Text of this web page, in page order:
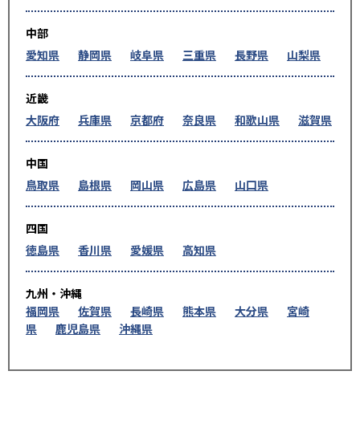
中部
愛知県
静岡県 岐阜県 三重県 長野県 山梨県
近畿
大阪府
兵庫県 京都府 奈良県 和歌山県 滋賀県
中国
鳥取県
島根県 岡山県 広島県 山口県
四国
徳島県
香川県 愛媛県 高知県
九州・沖縄
福岡県
佐賀県 長崎県 熊本県 大分県
宮崎
県
鹿児島県 沖縄県